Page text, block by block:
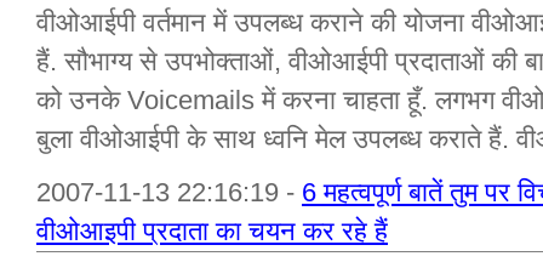
वीओआईपी वर्तमान में उपलब्ध कराने की योजना
हैं. सौभाग्य से उपभोक्ताओं, वीओआईपी प्रदाताओं की
को उनके Voicemails में करना चाहता हूँ. लगभग
बुला वीओआईपी के साथ ध्वनि मेल उपलब्ध कराते हैं.
2007-11-13 22:16:19 - 6 महत्वपूर्ण बातें तुम पर
वीओआइपी प्रदाता का चयन कर रहे हैं